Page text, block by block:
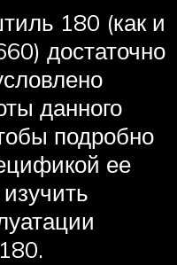
180 (как и
достаточно
данного
подробно
ее